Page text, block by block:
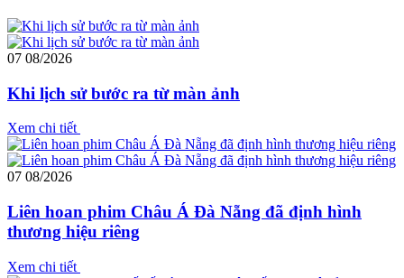
07 08/2026
Khi lịch sử bước ra từ màn ảnh
Xem chi tiết
07 08/2026
Liên hoan phim Châu Á Đà Nẵng đã định hình
thương hiệu riêng
Xem chi tiết